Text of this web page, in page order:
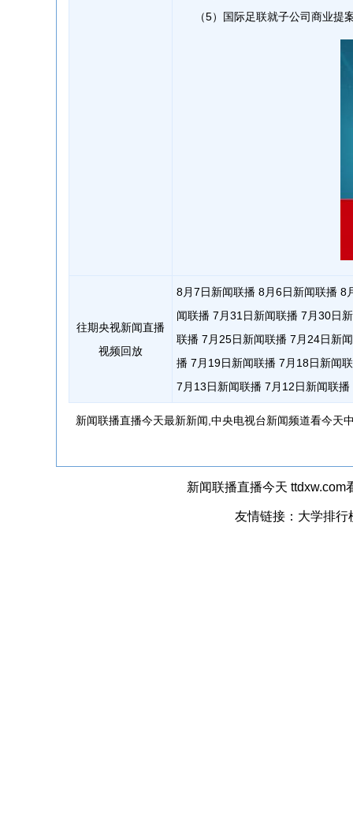
（5）国际足联就子公司商业提
往期央视新闻直播
视频回放
8月7日新闻联播 8月6日新闻联播 8
闻联播 7月31日新闻联播 7月30日
联播 7月25日新闻联播 7月24日新
播 7月19日新闻联播 7月18日新闻
7月13日新闻联播 7月12日新闻联播
新闻联播直播今天最新新闻,中央电视台新闻频道看今天
新闻联播直播今天 ttdxw.com
友情链接： 大学排行